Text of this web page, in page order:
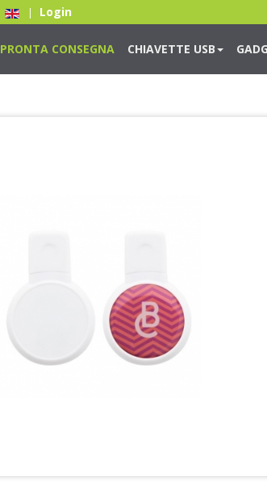
| Login
PRONTA CONSEGNA CHIAVETTE USB